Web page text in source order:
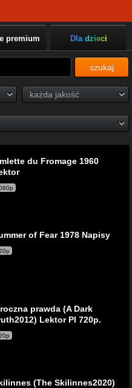
premium Dla dzieci
szukaj
du Fromage 1960
of Fear 1978 Napisy
prawda (A Dark
Lektor Pl 720p.
(The Skilinnes2020)